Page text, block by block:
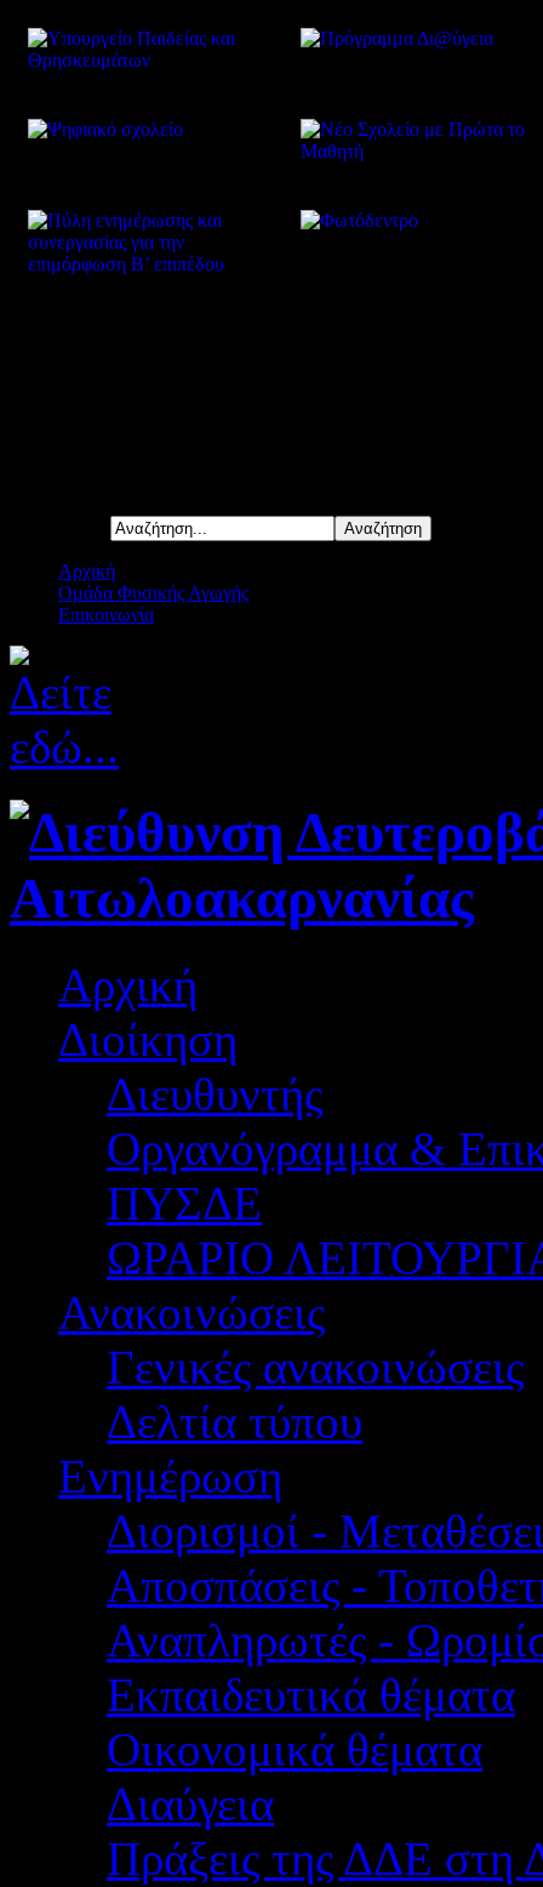
Αρχική
Ομάδα Φυσικής Αγωγής
Επικοινωνία
Αρχική
Διοίκηση
Διευθυντής
Οργανόγραμμα &
ΠΥΣΔΕ
ΩΡΑΡΙΟ
Ανακοινώσεις
Γενικές ανακοινώσεις
Δελτία τύπου
Ενημέρωση
Διορισμοί -
Αποσπάσεις -
Αναπληρωτές -
Εκπαιδευτικά θέματα
Οικονομικά θέματα
Διαύγεια
Πράξεις της ΔΔΕ στη